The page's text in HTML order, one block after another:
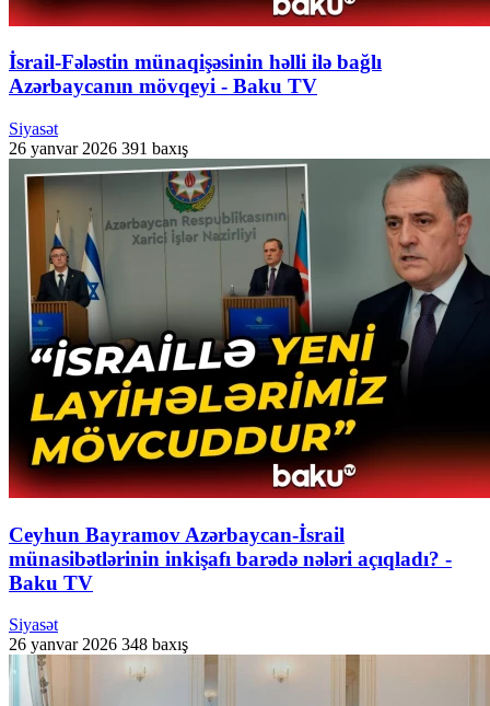
İsrail-Fələstin münaqişəsinin həlli ilə bağlı
Azərbaycanın mövqeyi - Baku TV
Siyasət
26 yanvar 2026 391 baxış
Ceyhun Bayramov Azərbaycan-İsrail
münasibətlərinin inkişafı barədə nələri açıqladı? -
Baku TV
Siyasət
26 yanvar 2026 348 baxış